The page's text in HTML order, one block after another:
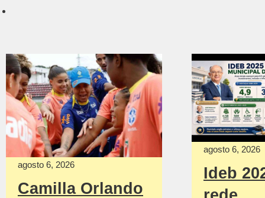
agosto 6, 2026
Camilla Orlando
agosto 6, 2026
Ideb